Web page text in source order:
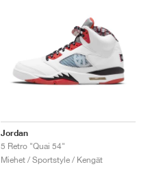
Jordan
5 Retro "Quai 54"
Miehet / Sportstyle / Kengät